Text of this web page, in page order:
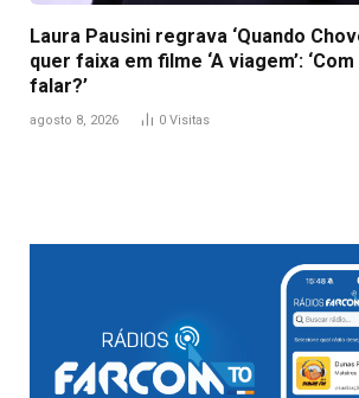
Laura Pausini regrava ‘Quando
quer faixa em filme ‘A viagem’:
falar?’
agosto 8, 2026 0 Visitas